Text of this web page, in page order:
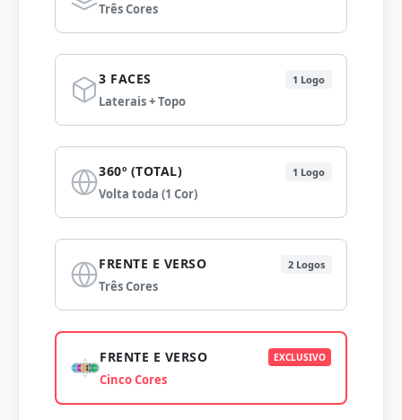
Três Cores
3 FACES 1 Logo
Laterais + Topo
360º (TOTAL) 1 Logo
Volta toda (1 Cor)
FRENTE E VERSO 2 Logos
Três Cores
FRENTE E VERSO EXCLUSIVO
Cinco Cores